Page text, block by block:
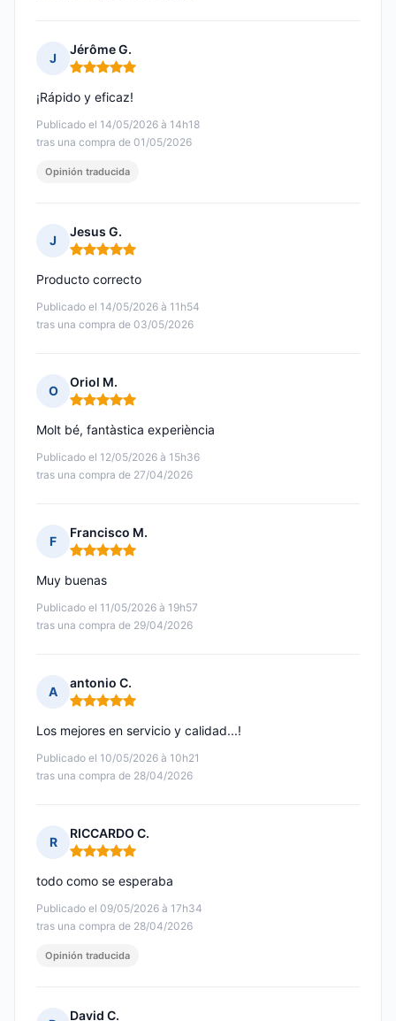
J
Jérôme G.
Nota: 5 de 5
Publicado el 14/05/2026 à 14h18
tras una compra de 01/05/2026
¡Rápido y eficaz!
Opinión traducida
J
Jesus G.
Nota: 5 de 5
Publicado el 14/05/2026 à 11h54
tras una compra de 03/05/2026
Producto correcto
O
Oriol M.
Nota: 5 de 5
Publicado el 12/05/2026 à 15h36
tras una compra de 27/04/2026
Molt bé, fantàstica experiència
F
Francisco M.
Nota: 5 de 5
Publicado el 11/05/2026 à 19h57
tras una compra de 29/04/2026
Muy buenas
A
antonio C.
Nota: 5 de 5
Publicado el 10/05/2026 à 10h21
tras una compra de 28/04/2026
Los mejores en servicio y calidad...!
R
RICCARDO C.
Nota: 5 de 5
Publicado el 09/05/2026 à 17h34
tras una compra de 28/04/2026
todo como se esperaba
Opinión traducida
David C.